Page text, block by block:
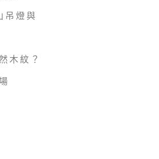
吊燈與
木紋？